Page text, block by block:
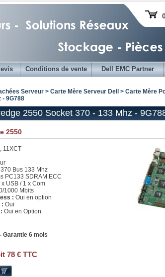
Conditions de vente Dell EMC Partner
Serveur > Carte Mère Serveur Dell > Carte Mère
- 9G788
2550 Socket 370 - 133 Mhz -
2550
11XCT
Bus 133 Mhz
PC133 SDRAM ECC
USB / 1 x Com
1000 Mbits
: Oui en option
: Oui
Oui en Option
Garantie 6 mois
78 € TTC